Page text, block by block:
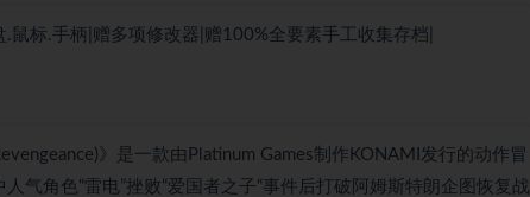
标.手柄|赠多项修改器|赠100%全要素手工收集存档|
》是一款由Platinum Games制作KONAMI发行的动作冒
气角色“雷电”挫败“爱国者之子“事件后打破阿姆斯特朗企图恢复战